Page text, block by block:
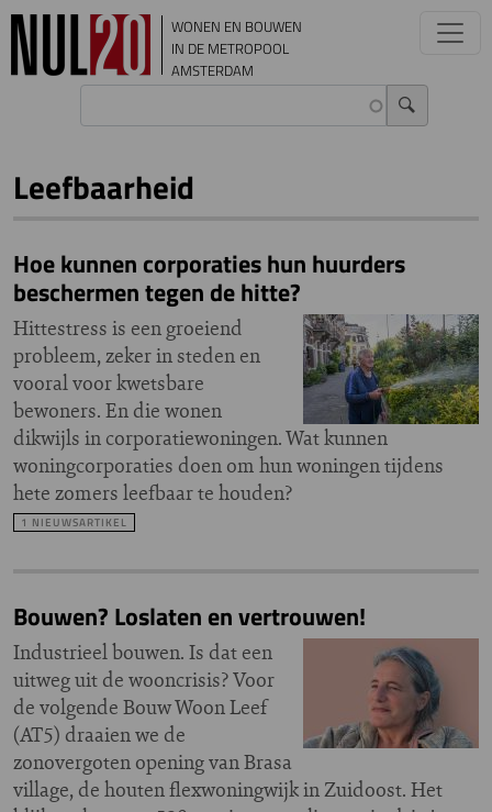
Overslaan en naar de inhoud gaan
WONEN EN BOUWEN
IN DE METROPOOL
AMSTERDAM
Leefbaarheid
Hoe kunnen corporaties hun huurders
beschermen tegen de hitte?
Hittestress is een groeiend
probleem, zeker in steden en
vooral voor kwetsbare
bewoners. En die wonen
dikwijls in corporatiewoningen. Wat kunnen
woningcorporaties doen om hun woningen tijdens
hete zomers leefbaar te houden?
1 NIEUWSARTIKEL
Bouwen? Loslaten en vertrouwen!
Industrieel bouwen. Is dat een
uitweg uit de wooncrisis? Voor
de volgende Bouw Woon Leef
(AT5) draaien we de
zonovergoten opening van Brasa
village, de houten flexwoningwijk in Zuidoost. Het